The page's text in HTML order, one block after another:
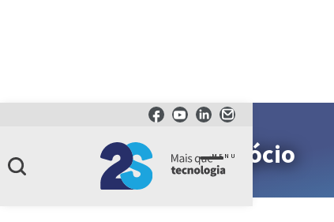
MENU
Soluções de negócio